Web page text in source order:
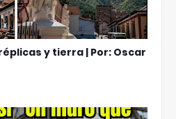
y tierra | Por: Oscar